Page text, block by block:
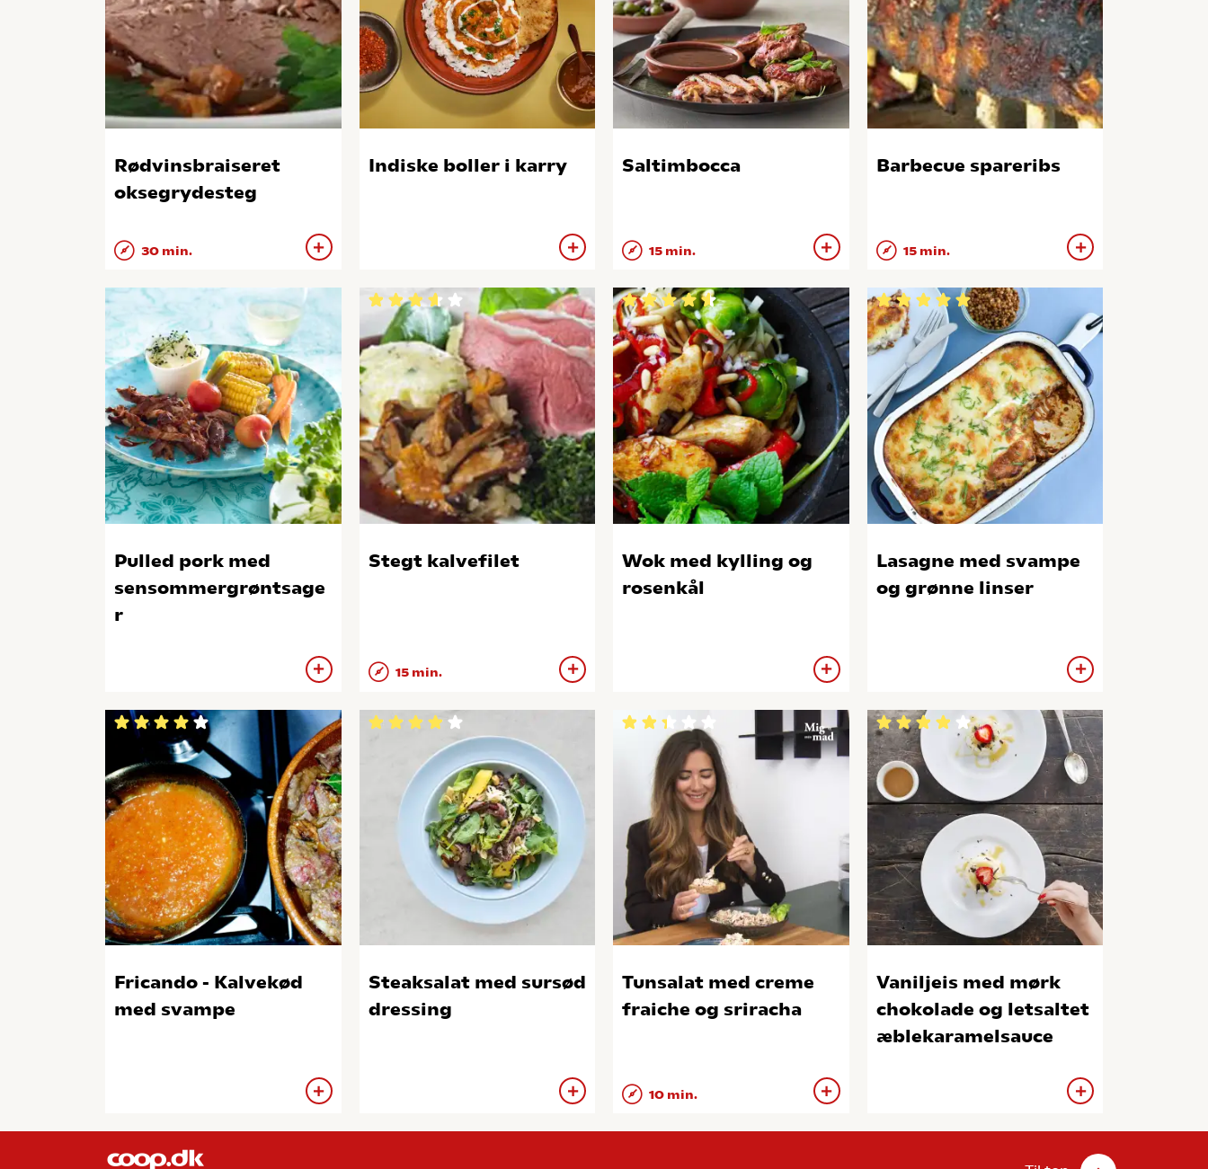
Rødvinsbraiseret
oksegrydesteg
30 min.
Indiske boller i karry Saltimbocca
15 min.
Barbecue spareribs
15 min.
Pulled pork med
sensommergrøntsage
r
Stegt kalvefilet
15 min.
Wok med kylling og
rosenkål
Lasagne med svampe
og grønne linser
Fricando - Kalvekød
med svampe
Steaksalat med sursød
dressing
Tunsalat med creme
fraiche og sriracha
10 min.
Vaniljeis med mørk
chokolade og letsaltet
æblekaramelsauce